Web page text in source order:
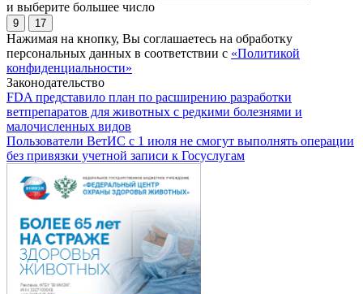
и выберите большее число
9 17
Нажимая на кнопку, Вы соглашаетесь на обработку
персональных данных в соответствии с «Политикой
конфиденциальности»
Законодательство
FDA представило план по расширению разработки
ветпрепаратов для животных с редкими болезнями и
малочисленных видов
Пользователи ВетИС с 1 июля не смогут выполнять операции
без привязки учетной записи к Госуслугам